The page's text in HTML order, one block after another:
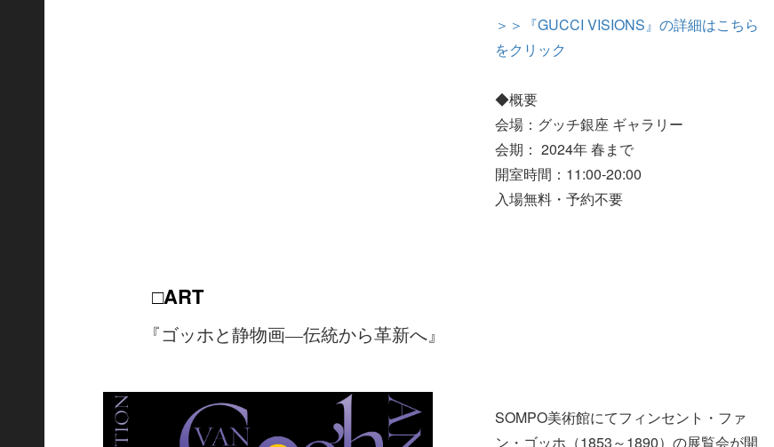
＞＞『GUCCI VISIONS』の詳細はこちら
をクリック
◆概要
会場：グッチ銀座 ギャラリー
会期： 2024年 春まで
開室時間：11:00-20:00
入場無料・予約不要
□ART
『ゴッホと静物画―伝統から革新へ』
SOMPO美術館にてフィンセント・ファ
ン・ゴッホ（1853～1890）の展覧会が開